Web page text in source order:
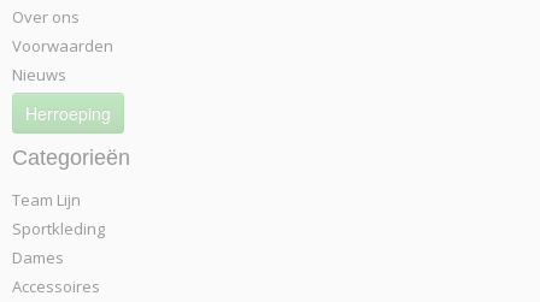
Over ons
Voorwaarden
Nieuws
Herroeping
Categorieën
Team Lijn
Sportkleding
Dames
Accessoires